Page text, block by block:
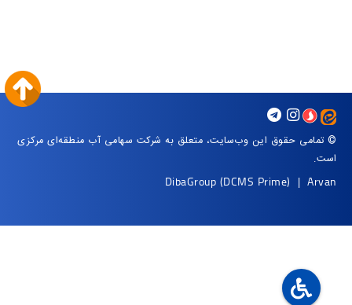
© تمامی حقوق این وب‌سایت، متعلق به شرکت سهامی آب منطقه‌ای مرکزی
است.
DibaGroup (DCMS Prime) |Arvan